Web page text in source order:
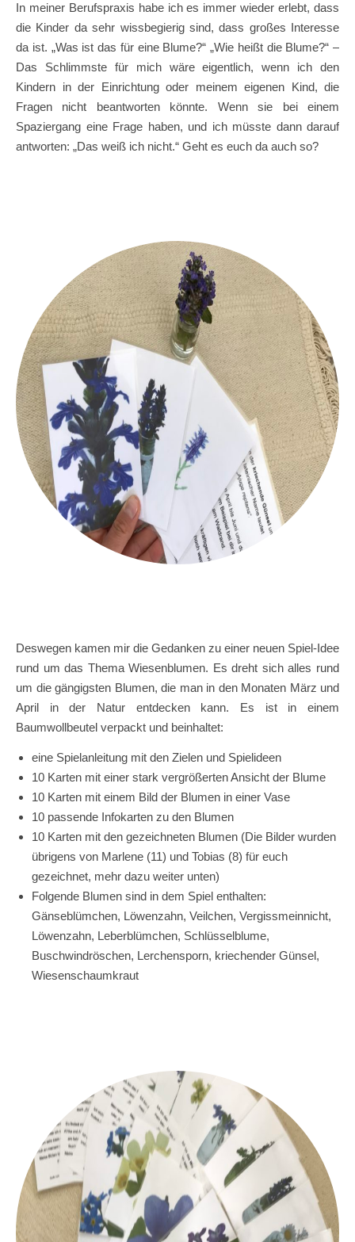
In meiner Berufspraxis habe ich es immer wieder erlebt, dass
die Kinder da sehr wissbegierig sind, dass großes Interesse
da ist. „Was ist das für eine Blume?“ „Wie heißt die Blume?“ –
Das Schlimmste für mich wäre eigentlich, wenn ich den
Kindern in der Einrichtung oder meinem eigenen Kind, die
Fragen nicht beantworten könnte. Wenn sie bei einem
Spaziergang eine Frage haben, und ich müsste dann darauf
antworten: „Das weiß ich nicht.“ Geht es euch da auch so?
Deswegen kamen mir die Gedanken zu einer neuen Spiel-Idee
rund um das Thema Wiesenblumen. Es dreht sich alles rund
um die gängigsten Blumen, die man in den Monaten März und
April in der Natur entdecken kann. Es ist in einem
Baumwollbeutel verpackt und beinhaltet:
eine Spielanleitung mit den Zielen und Spielideen
10 Karten mit einer stark vergrößerten Ansicht der Blume
10 Karten mit einem Bild der Blumen in einer Vase
10 passende Infokarten zu den Blumen
10 Karten mit den gezeichneten Blumen (Die Bilder wurden
übrigens von Marlene (11) und Tobias (8) für euch
gezeichnet, mehr dazu weiter unten)
Folgende Blumen sind in dem Spiel enthalten:
Gänseblümchen, Löwenzahn, Veilchen, Vergissmeinnicht,
Löwenzahn, Leberblümchen, Schlüsselblume,
Buschwindröschen, Lerchensporn, kriechender Günsel,
Wiesenschaumkraut